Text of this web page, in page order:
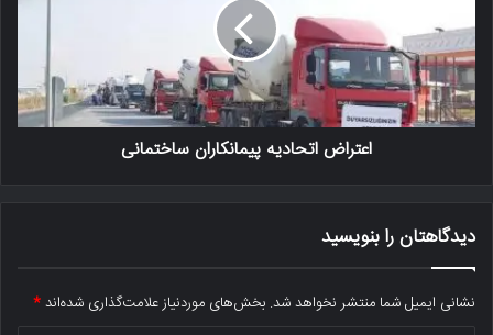
اعتراض اتحادیه پیمانکاران ساختمانی
دیدگاهتان را بنویسید
نشانی ایمیل شما منتشر نخواهد شد. بخش‌های موردنیاز علامت‌گذاری شده‌اند*